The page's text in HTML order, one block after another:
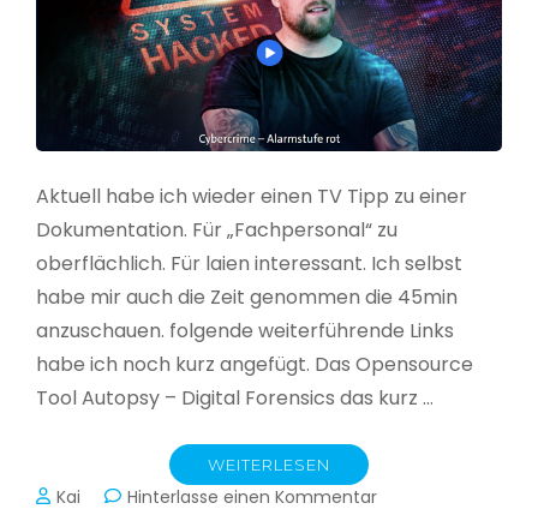
Aktuell habe ich wieder einen TV Tipp zu einer
Dokumentation. Für „Fachpersonal“ zu
oberflächlich. Für laien interessant. Ich selbst
habe mir auch die Zeit genommen die 45min
anzuschauen. folgende weiterführende Links
habe ich noch kurz angefügt. Das Opensource
Tool Autopsy – Digital Forensics das kurz …
WEITERLESEN
Kai Hinterlasse einen Kommentarzu